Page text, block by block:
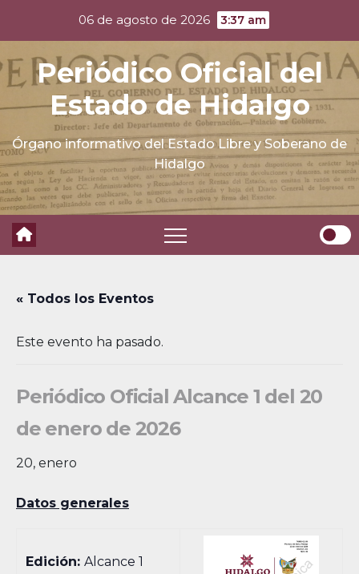
content
06 de agosto de 2026 3:37 am
Periódico Oficial del
Estado de Hidalgo
Órgano informativo del Estado Libre y Soberano de
Hidalgo
« Todos los Eventos
Este evento ha pasado.
Periódico Oficial Alcance 1 del 20
de enero de 2026
20, enero
Datos generales
Edición:Alcance 1